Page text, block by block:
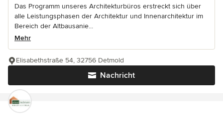
Das Programm unseres Architekturbüros erstreckt sich über
alle Leistungsphasen der Architektur und Innenarchitektur im
Bereich der Altbausanie...
Mehr
Nachricht
Elisabethstraße 54, 32756 Detmold